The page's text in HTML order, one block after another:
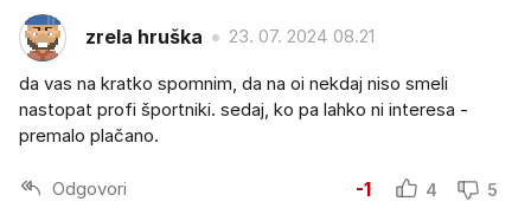
zrela hruška 23. 07. 2024 08.21
da vas na kratko spomnim, da na oi nekdaj niso smeli
nastopat profi športniki. sedaj, ko pa lahko ni interesa -
premalo plačano.
Odgovori -1 4 5